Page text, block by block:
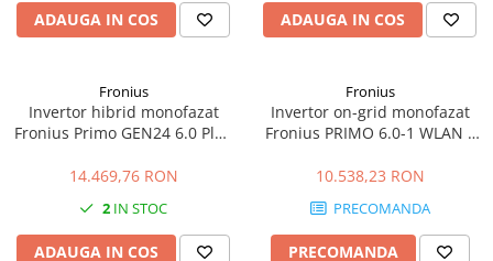
ADAUGA IN COS ADAUGA IN COS
Fronius
Invertor hibrid monofazat
Fronius Primo GEN24 6.0 Plus
14.469,76 RON
2 IN STOC
ADAUGA IN COS
Fronius
Invertor on-grid monofazat
Fronius PRIMO 6.0-1 WLAN –
97.8%
10.538,23 RON
PRECOMANDA
PRECOMANDA